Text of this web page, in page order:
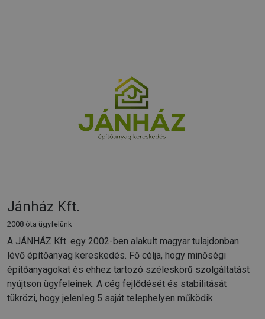
Jánház Kft.
2008 óta ügyfelünk
A JÁNHÁZ Kft. egy 2002-ben alakult magyar tulajdonban
lévő építőanyag kereskedés. Fő célja, hogy minőségi
építőanyagokat és ehhez tartozó széleskörű szolgáltatást
nyújtson ügyfeleinek. A cég fejlődését és stabilitását
tükrözi, hogy jelenleg 5 saját telephelyen működik.